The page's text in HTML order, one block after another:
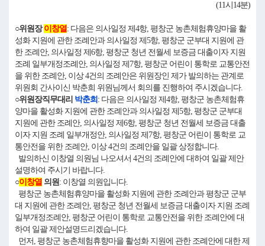
(11시14분)
○위원장이창열: 다음은 의사일정 제4항, 평창군 농촌체험휴양마을 활
성화 지원에 관한 조례안과 의사일정 제5항, 평창군 군부대 지원에 관
한 조례안, 의사일정 제6항, 평창군 청년 전월세 보증금 대출이자 지원
조례 일부개정조례안, 의사일정 제7항, 평창군 어린이 통학로 교통안전
을 위한 조례안, 이상 4건의 조례안은 위원장인 제가 발의하는 관계로
위원회 간사이신 박춘희 위원님께서 회의를 진행하여 주시겠습니다.
○위원장직무대리 박춘희 : 다음은 의사일정 제4항, 평창군 농촌체험휴
양마을 활성화 지원에 관한 조례안과 의사일정 제5항, 평창군 군부대
지원에 관한 조례안, 의사일정 제6항, 평창군 청년 전월세 보증금 대출
이자 지원 조례 일부개정안, 의사일정 제7항, 평창군 어린이 통학로 교
통안전을 위한 조례안, 이상 4건의 조례안을 일괄 상정합니다.
발의하신 이창열 의원님 나오셔서 4건의 조례안에 대하여 일괄 제안
설명하여 주시기 바랍니다.
○이창열 의원: 이창열 의원입니다.
평창군 농촌체험휴양마을 활성화 지원에 관한 조례안과 평창군 군부
대 지원에 관한 조례안, 평창군 청년 전월세 보증금 대출이자 지원 조례
일부개정조례안, 평창군 어린이 통학로 교통안전을 위한 조례안에 대
하여 일괄 제안설명드리겠습니다.
먼저, 평창군 농촌체험휴향마을 활성화 지원에 관한 조례안에 대한 제